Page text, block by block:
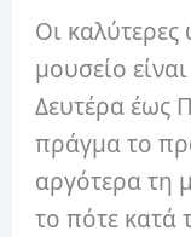
Οι καλύτερες
μουσείο
Δευτέρα έως
πράγμα το
αργότερα τη
το πότε κατά